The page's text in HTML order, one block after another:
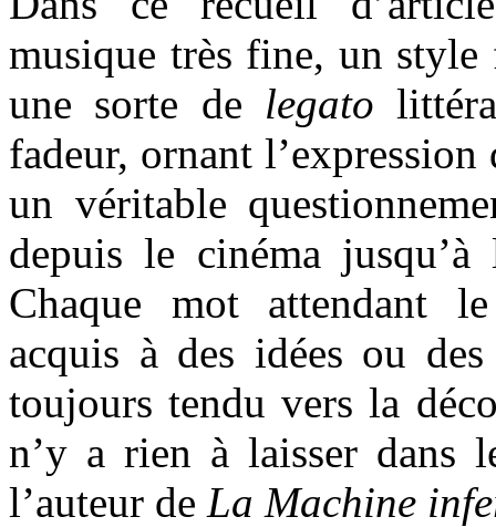
musique très fine, un
une sorte de legato
fadeur, ornant
un véritable
depuis le cinéma
Chaque mot attendant
acquis à des idées ou
toujours tendu vers la
n’y a rien à laisser dans
l’auteur de La Machine